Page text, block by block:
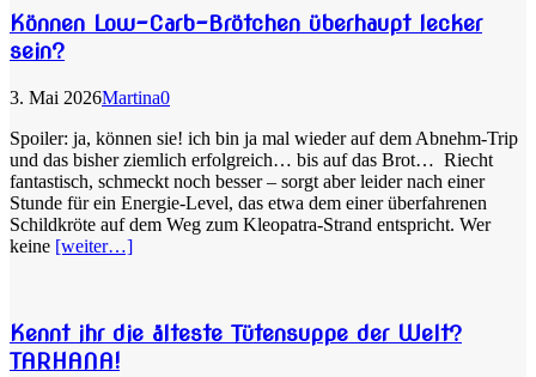
Können Low-Carb-Brötchen überhaupt lecker
sein?
3. Mai 2026Martina0
Spoiler: ja, können sie! ich bin ja mal wieder auf dem Abnehm-Trip
und das bisher ziemlich erfolgreich… bis auf das Brot… Riecht
fantastisch, schmeckt noch besser – sorgt aber leider nach einer
Stunde für ein Energie-Level, das etwa dem einer überfahrenen
Schildkröte auf dem Weg zum Kleopatra-Strand entspricht. Wer
keine [weiter…]
Kennt ihr die älteste Tütensuppe der Welt?
TARHANA!